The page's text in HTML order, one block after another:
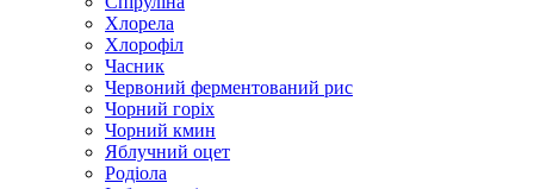
Хлорела
Хлорофіл
Часник
Червоний ферментований рис
Чорний горіх
Чорний кмин
Яблучний оцет
Родіола